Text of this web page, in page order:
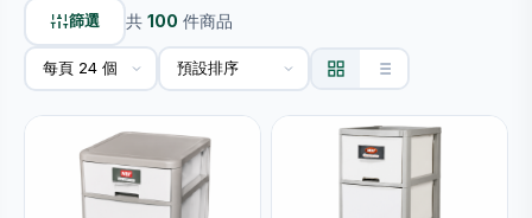
篩選 共 100 件商品